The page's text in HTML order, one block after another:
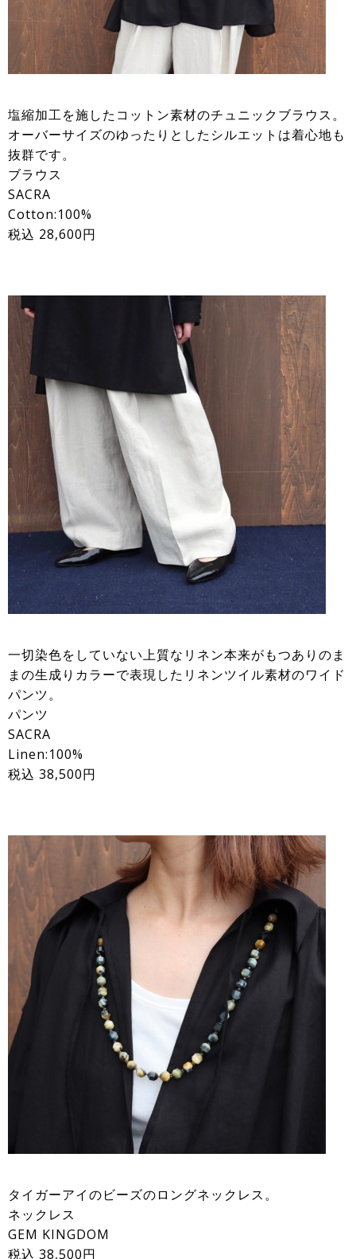
塩縮加工を施したコットン素材のチュニックブラウス。
オーバーサイズのゆったりとしたシルエットは着心地も
抜群です。
ブラウス
SACRA
Cotton:100%
税込 28,600円
一切染色をしていない上質なリネン本来がもつありのま
まの生成りカラーで表現したリネンツイル素材のワイド
パンツ。
パンツ
SACRA
Linen:100%
税込 38,500円
タイガーアイのビーズのロングネックレス。
ネックレス
GEM KINGDOM
税込 38,500円